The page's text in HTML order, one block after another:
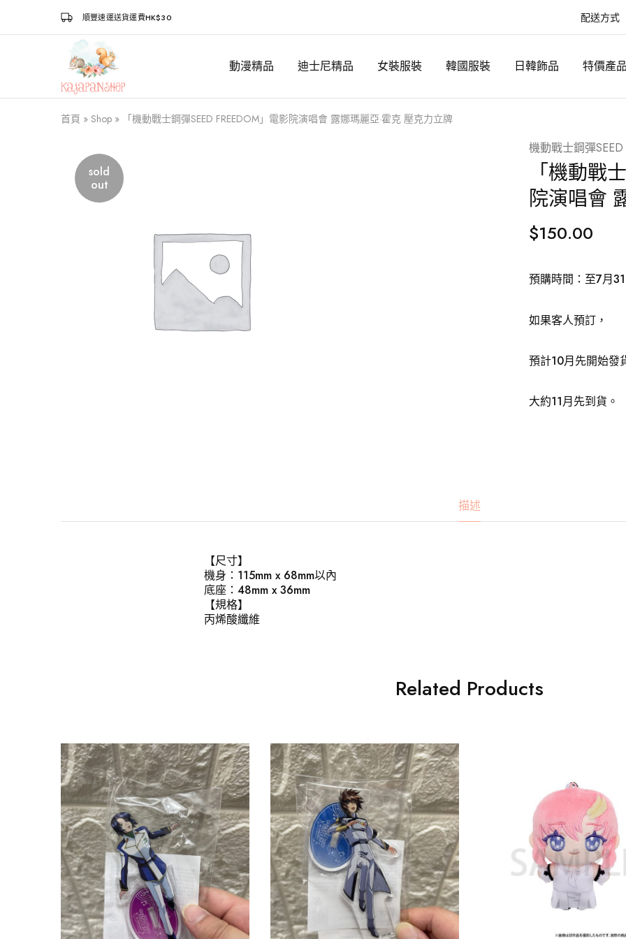
順豐速運送貨運費HK$30 配送方式
Kajapanshop
日
韓
百
貨
店
動漫精品 迪士尼精品 女裝服裝 韓國服裝 日韓飾品 特價產
首頁 » Shop » 「機動戰士鋼彈SEED FREEDOM」電影院演唱會 露娜瑪麗亞·霍克 壓克力立牌
sold
out
機動戰士鋼彈SEED
「機動戰
院演唱會
$150.00
預購時間：至7月
如果客人預訂，
預計10月先開始發
大約11月先到貨。
描述
【尺寸】
機身：115mm x 68mm以內
底座：48mm x 36mm
【規格】
丙烯酸纖維
Related Products